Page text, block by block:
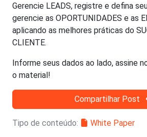
Gerencie LEADS, registre e defina
gerencie as OPORTUNIDADES e as
aplicando as melhores práticas do
CLIENTE.
Informe seus dados ao lado, assine
o material!
Compartilhar Post
Tipo de conteúdo: White Paper